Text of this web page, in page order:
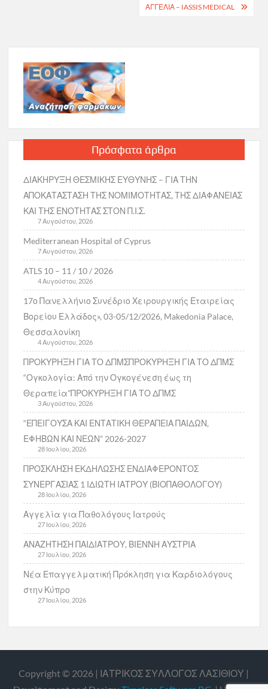
ΑΓΓΕΛΙΑ – IASSIS MEDICAL
Πρόσφατα άρθρα
ΔΙΑΚΗΡΥΞΗ ΘΕΣΜΙΚΗΣ ΕΥΘΥΝΗΣ – ΓΙΑ ΤΗΝ
ΑΠΟΚΑΤΑΣΤΑΣΗ ΤΗΣ ΝΟΜΙΜΟΤΗΤΑΣ, ΤΗΣ ΔΙΑΦΑΝΕΙΑΣ
ΚΑΙ ΤΗΣ ΕΝΟΤΗΤΑΣ ΣΤΟΝ Π.Ι.Σ.
7 Αυγούστου, 2026
Mediterranean Hospital of Cyprus
7 Αυγούστου, 2026
ATLS 10 – 11 / 10 / 2026
4 Αυγούστου, 2026
17ο Πανελλήνιο Συνέδριο Χειρουργικής Εταιρείας
Βορείου Ελλάδος», 03-05/12/2026, Makedonia Palace,
Θεσσαλονίκη
4 Αυγούστου, 2026
ΠΡΟΚΥΡΗΞΗ ΓΙΑ ΤΟ ΔΠΜΣΠΡΟΚΥΡΗΞΗ ΓΙΑ ΤΟ ΔΠΜΣ
“Ογκολογία: Από την Ογκογένεση έως τη
Θεραπεία”ΠΡΟΚΥΡΗΞΗ ΓΙΑ ΤΟ ΔΠΜΣ
3 Αυγούστου, 2026
“ΕΠΕΙΓΟΥΣΑ ΚΑΙ ΕΝΤΑΤΙΚΗ ΘΕΡΑΠΕΙΑ ΠΑΙΔΩΝ,
ΕΦΗΒΩΝ ΚΑΙ ΝΕΩΝ” 2026-2027
28 Ιουλίου, 2026
ΠΡΟΣΚΛΗΣΗ ΕΚΔΗΛΩΣΗΣ ΕΝΔΙΑΦΕΡΟΝΤΟΣ
ΣΥΝΕΡΓΑΣΙΑΣ 1 ΙΔΙΩΤΗ ΙΑΤΡΟΥ (ΒΙΟΠΑΘΟΛΟΓΟΥ)
28 Ιουλίου, 2026
Αγγελία για Παθολόγους Ιατρούς
27 Ιουλίου, 2026
ΑΝΑΖΗΤΗΣΗ ΠΑΙΔΙΑΤΡΟΥ, ΒΙΕΝΝΗ ΑΥΣΤΡΙΑ
27 Ιουλίου, 2026
Νέα Επαγγελματική Πρόκληση για Καρδιολόγους
στην Κύπρο
27 Ιουλίου, 2026
Copyright © 2026 | ΙΑΤΡΙΚΟΣ ΣΥΛΛΟΓΟΣ ΛΑΣΙΘΙΟΥ |